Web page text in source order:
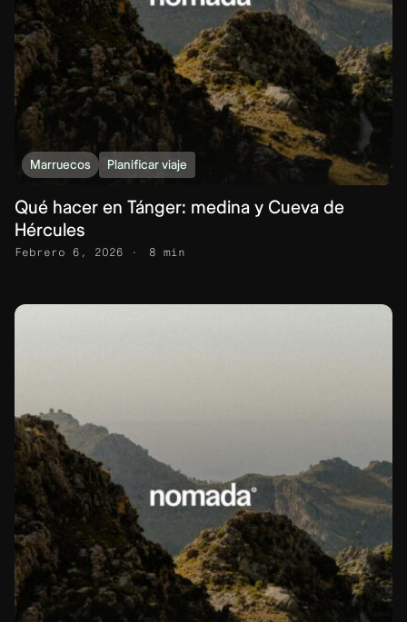
Marruecos Planificar viaje
Qué hacer en Tánger: medina y Cueva de
Hércules
Febrero 6, 2026 8 min